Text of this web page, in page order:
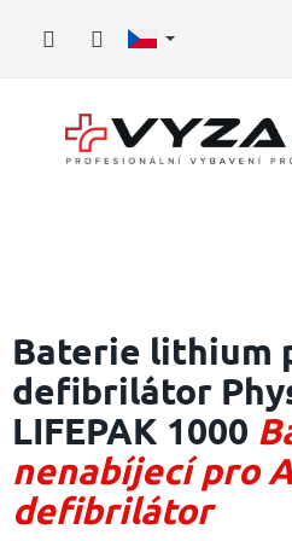
Požární
sport
Zdravotnické
vybavení
Baterie lithium
defibrilátor
LIFEPAK 1000
nenabíjecí pro
defibrilátor